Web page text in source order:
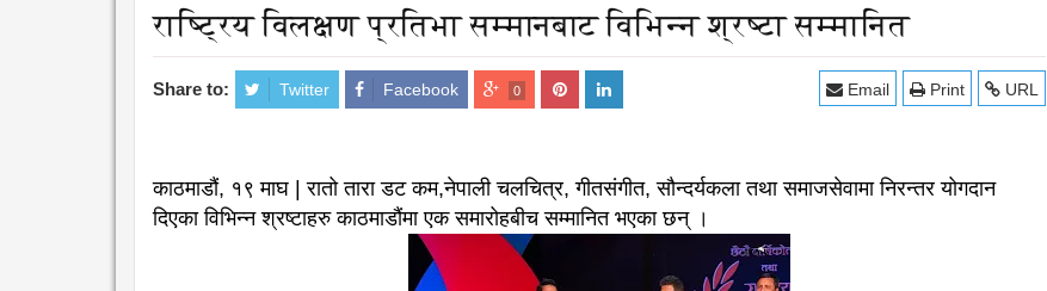
राष्ट्रिय विलक्षण प्रतिभा सम्मानबाट विभिन्न श्रष्टा सम्मानित
Share to: Twitter Facebook 0 URL
Print
Email
काठमाडौं, १९ माघ | रातो तारा डट कम,नेपाली चलचित्र, गीतसंगीत, सौन्दर्यकला तथा समाजसेवामा निरन्तर योगदान
दिएका विभिन्न श्रष्टाहरु काठमाडौंमा एक समारोहबीच सम्मानित भएका छन् ।